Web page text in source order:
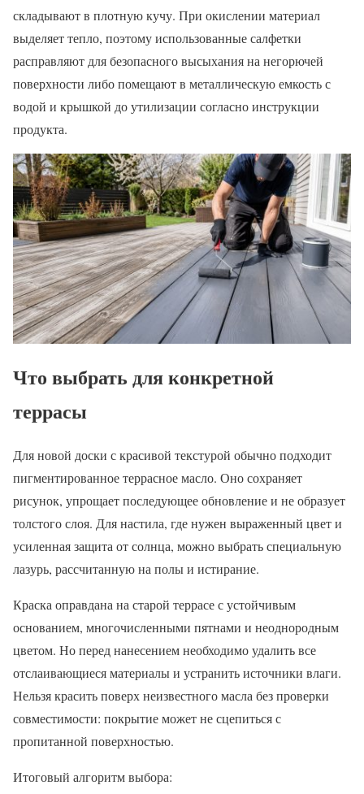
складывают в плотную кучу. При окислении материал
выделяет тепло, поэтому использованные салфетки
расправляют для безопасного высыхания на негорючей
поверхности либо помещают в металлическую емкость с
водой и крышкой до утилизации согласно инструкции
продукта.
Что выбрать для конкретной
террасы
Для новой доски с красивой текстурой обычно подходит
пигментированное террасное масло. Оно сохраняет
рисунок, упрощает последующее обновление и не образует
толстого слоя. Для настила, где нужен выраженный цвет и
усиленная защита от солнца, можно выбрать специальную
лазурь, рассчитанную на полы и истирание.
Краска оправдана на старой террасе с устойчивым
основанием, многочисленными пятнами и неоднородным
цветом. Но перед нанесением необходимо удалить все
отслаивающиеся материалы и устранить источники влаги.
Нельзя красить поверх неизвестного масла без проверки
совместимости: покрытие может не сцепиться с
пропитанной поверхностью.
Итоговый алгоритм выбора: